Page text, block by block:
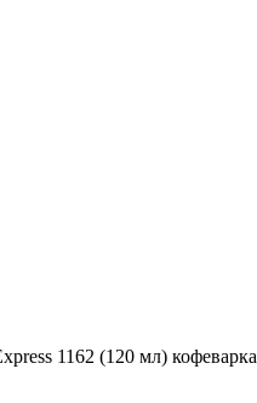
1162 (120 мл) кофеварка